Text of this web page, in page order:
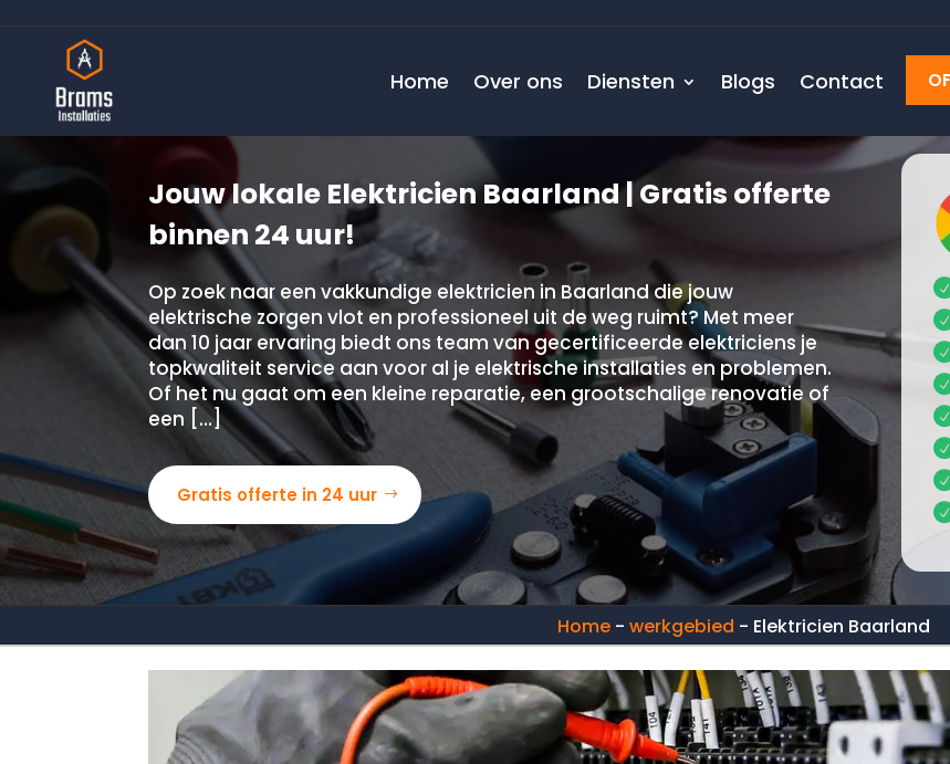
Home Over ons Diensten Blogs Contact
Jouw lokale Elektricien Baarland | Gratis offerte
binnen 24 uur!
Op zoek naar een vakkundige elektricien in Baarland die jouw
elektrische zorgen vlot en professioneel uit de weg ruimt? Met meer
dan 10 jaar ervaring biedt ons team van gecertificeerde elektriciens je
topkwaliteit service aan voor al je elektrische installaties en problemen.
Of het nu gaat om een kleine reparatie, een grootschalige renovatie of
een […]
Gratis offerte in 24 uur
Home- werkgebied - Elektricien Baarland